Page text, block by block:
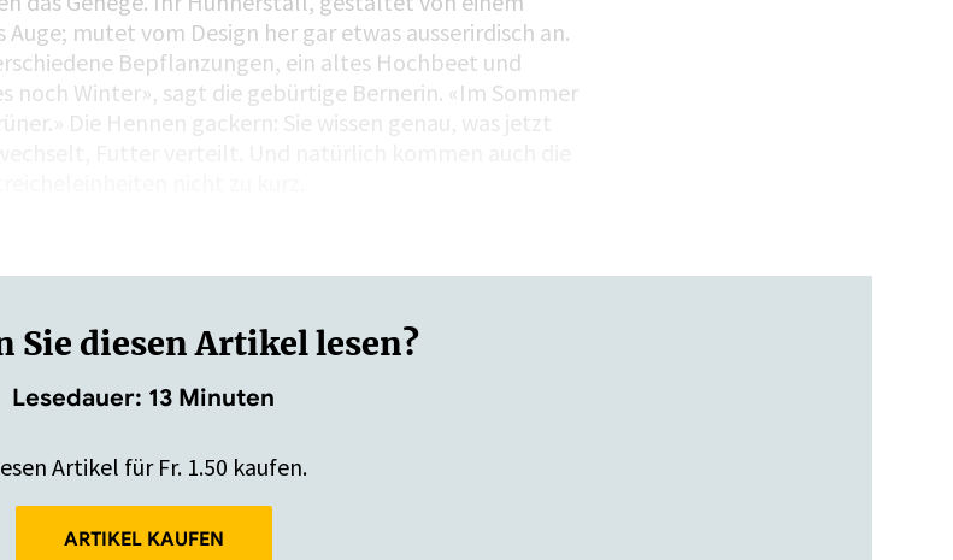
mutet vom Design her gar etwas ausserirdisch an.
Bepflanzungen, ein altes Hochbeet und
noch Winter», sagt die gebürtige Bernerin. «Im Sommer
Die Hennen gackern: Sie wissen genau, was jetzt
Sie diesen Artikel lesen?
Lesedauer: 13 Minuten
Artikel für Fr. 1.50 kaufen.
ARTIKEL KAUFEN